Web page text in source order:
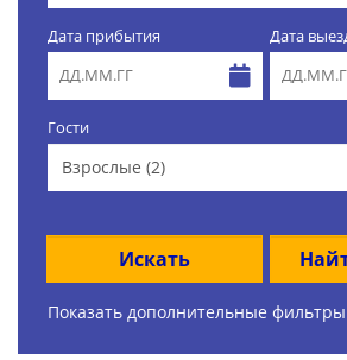
Дата прибытия Дата
Гости
Взрослые (2)
Искать
Показать дополнительные фильтры